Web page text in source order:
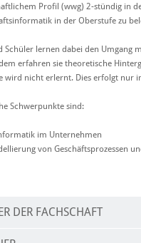
Profil (wwg) 2-stündig in
in der Oberstufe zu
Schüler lernen dabei den
erfahren sie theoretische
wird nicht erlernt. Dies erfolgt nur
Schwerpunkte sind:
im Unternehmen
von Geschäftsprozessen
DER FACHSCHAFT